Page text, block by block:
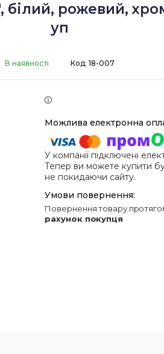
білий, рожевий,
уп
В наявності Код: 18-007
У компанії підключені
Тепер ви можете купити
не покидаючи сайту.
повернення товару
рахунок покупця